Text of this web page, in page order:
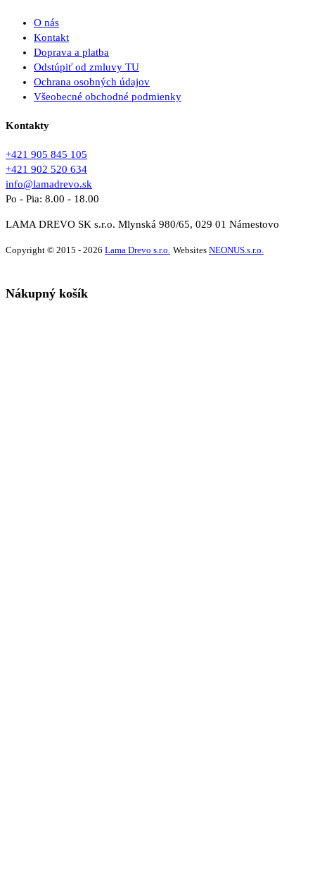
O nás
Kontakt
Doprava a platba
Odstúpiť od zmluvy TU
Ochrana osobných údajov
Všeobecné obchodné podmienky
Kontakty
+421 905 845 105
+421 902 520 634
info@lamadrevo.sk
Po - Pia: 8.00 - 18.00
LAMA DREVO SK s.r.o. Mlynská 980/65, 029 01 Námestovo
Copyright © 2015 - 2026 Lama Drevo s.r.o. Websites NEONUS.s.r.o.
Nákupný košík